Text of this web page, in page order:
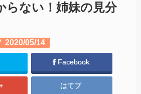
らない！姉妹の見分
2020/05/14
Facebook
はてブ